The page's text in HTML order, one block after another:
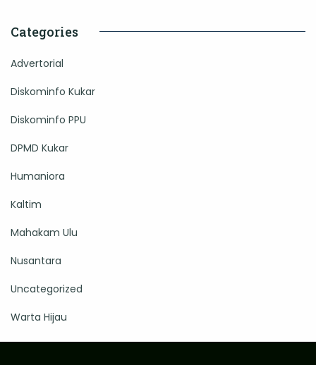
Categories
Advertorial
Diskominfo Kukar
Diskominfo PPU
DPMD Kukar
Humaniora
Kaltim
Mahakam Ulu
Nusantara
Uncategorized
Warta Hijau